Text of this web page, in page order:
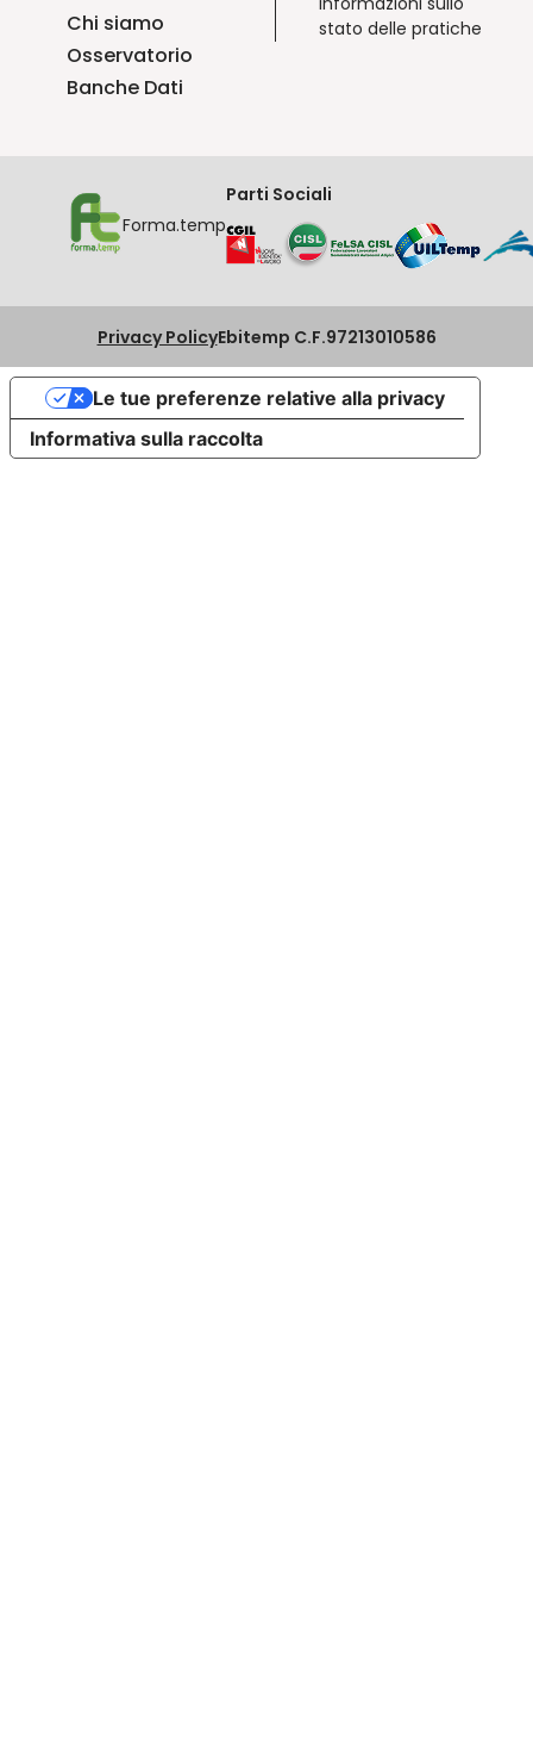
Chi siamo
Osservatorio
Banche Dati
stato delle pratiche
Forma.temp
Parti Sociali
Privacy PolicyEbitemp C.F.97213010586
Informativa sulla raccolta
Le tue preferenze relative alla privacy